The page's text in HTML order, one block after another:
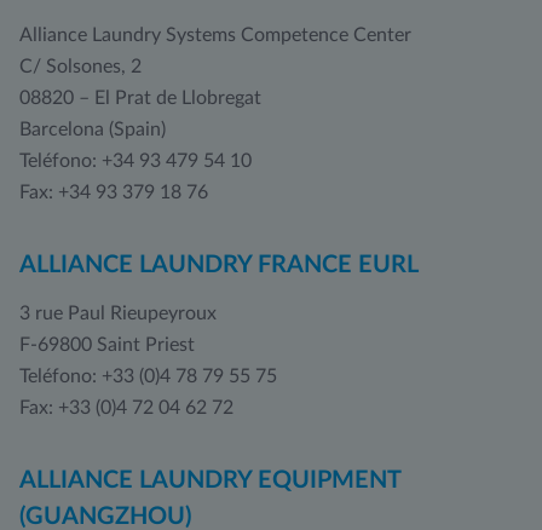
Alliance Laundry Systems Competence Center
C/ Solsones, 2
08820 – El Prat de Llobregat
Barcelona (Spain)
Teléfono: +34 93 479 54 10
Fax: +34 93 379 18 76
ALLIANCE LAUNDRY FRANCE EURL
3 rue Paul Rieupeyroux
F-69800 Saint Priest
Teléfono: +33 (0)4 78 79 55 75
Fax: +33 (0)4 72 04 62 72
ALLIANCE LAUNDRY EQUIPMENT
(GUANGZHOU)